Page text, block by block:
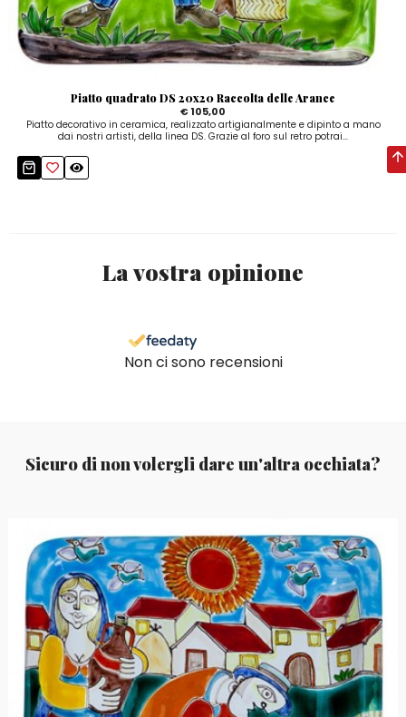
Piatto quadrato DS 20x20 Raccolta delle Arance
€ 105,00
Piatto decorativo in ceramica, realizzato artigianalmente e dipinto a mano
dai nostri artisti, della linea DS. Grazie al foro sul retro potrai...
La vostra opinione
Non ci sono recensioni
Sicuro di non volergli dare un'altra occhiata?